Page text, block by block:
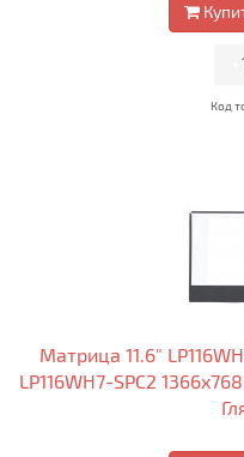
Код
Матрица 11.6"
LP116WH7-SPC2